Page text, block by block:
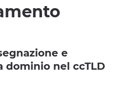
e
dominio nel ccTLD